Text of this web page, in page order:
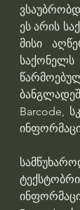
ეს არის
მისი
Barcode,